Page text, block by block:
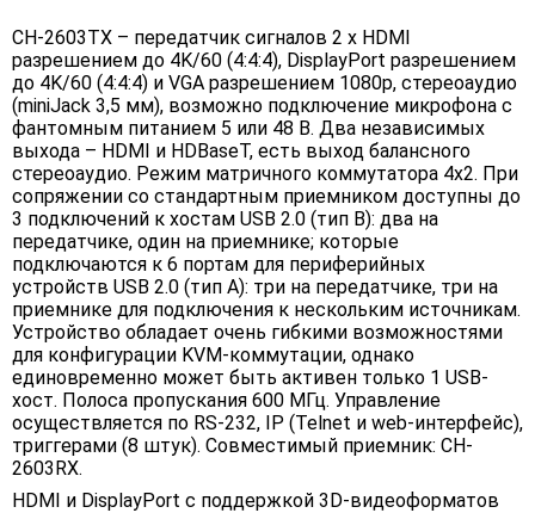
CH-2603TX – передатчик сигналов 2 х HDMI
разрешением до 4K/60 (4:4:4), DisplayPort разрешением
до 4K/60 (4:4:4) и VGA разрешением 1080p, стереоаудио
(miniJack 3,5 мм), возможно подключение микрофона с
фантомным питанием 5 или 48 В. Два независимых
выхода – HDMI и HDBaseT, есть выход балансного
стереоаудио. Режим матричного коммутатора 4х2. При
сопряжении со стандартным приемником доступны до
3 подключений к хостам USB 2.0 (тип B): два на
передатчике, один на приемнике; которые
подключаются к 6 портам для периферийных
устройств USB 2.0 (тип A): три на передатчике, три на
приемнике для подключения к нескольким источникам.
Устройство обладает очень гибкими возможностями
для конфигурации KVM-коммутации, однако
единовременно может быть активен только 1 USB-
хост. Полоса пропускания 600 МГц. Управление
осуществляется по RS-232, IP (Telnet и web-интерфейс),
триггерами (8 штук). Совместимый приемник: CH-
2603RX.
HDMI и DisplayPort с поддержкой 3D-видеоформатов